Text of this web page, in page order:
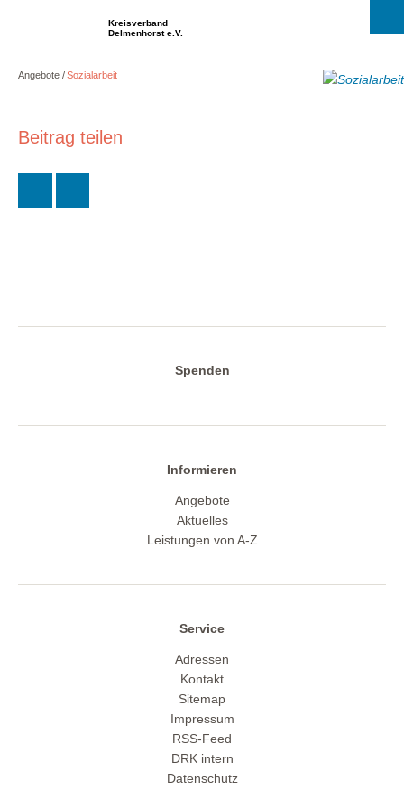
Kreisverband
Delmenhorst e.V.
Angebote Sozialarbeit
Beitrag teilen
Spenden
Informieren
Angebote
Aktuelles
Leistungen von A-Z
Service
Adressen
Kontakt
Sitemap
Impressum
RSS-Feed
DRK intern
Datenschutz